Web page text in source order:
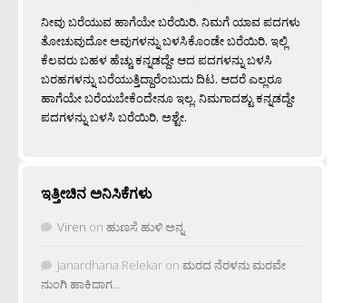
ನೀವು ಬರೆಯುವ ಹಾಗೆಯೇ ಬರೆಯಿರಿ. ನಿಮಗೆ ಯಾವ ಪದಗಳು
ತೋಚುವುದೋ ಅವುಗಳನ್ನು ಬಳಸಿಕೊಂಡೇ ಬರೆಯಿರಿ. ಇಲ್ಲಿ
ಕೆಲವರು ಬಹಳ ಹೆಚ್ಚು ಕನ್ನಡದ್ದೇ ಆದ ಪದಗಳನ್ನು ಬಳಸಿ
ಬರಹಗಳನ್ನು ಬರೆಯುತ್ತಿದ್ದಾರೆಂಬುದು ದಿಟ. ಆದರೆ ಎಲ್ಲರೂ
ಹಾಗೆಯೇ ಬರೆಯಬೇಕೆಂದೇನೂ ಇಲ್ಲ. ನಿಮಗಾದಶ್ಟು ಕನ್ನಡದ್ದೇ
ಪದಗಳನ್ನು ಬಳಸಿ ಬರೆಯಿರಿ, ಅಶ್ಟೇ.
ಇತ್ತೀಚಿನ ಅನಿಸಿಕೆಗಳು
Viren on ಹುಣಸೆ ಹುಳಿ ಅನ್ನ
Janardhana Relekar on ಮರದ ನೆರಳನು ಮರವೇ
ನುಂಗಿ ಹಾಕಿದಾಗ…